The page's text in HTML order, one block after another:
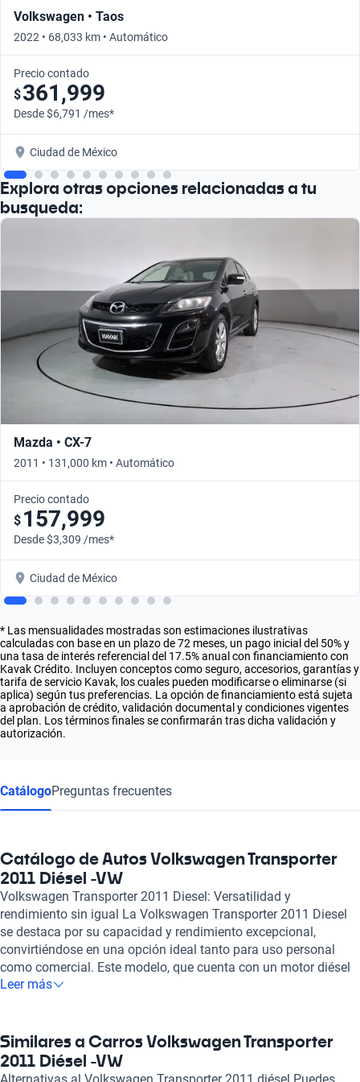
Volkswagen • Taos
2022 • 68,033 km • Automático
Precio contado
$361,999
Desde $6,791 /mes*
Ciudad de México
Explora otras opciones relacionadas a tu
busqueda:
Mazda • CX-7
2011 • 131,000 km • Automático
Precio contado
$ 157,999
Desde $3,309 /mes*
Ciudad de México
* Las mensualidades mostradas son estimaciones ilustrativas
calculadas con base en un plazo de 72 meses, un pago inicial del 50% y
una tasa de interés referencial del 17.5% anual con financiamiento con
Kavak Crédito. Incluyen conceptos como seguro, accesorios, garantías y
tarifa de servicio Kavak, los cuales pueden modificarse o eliminarse (si
aplica) según tus preferencias. La opción de financiamiento está sujeta
a aprobación de crédito, validación documental y condiciones vigentes
del plan. Los términos finales se confirmarán tras dicha validación y
autorización.
CatálogoPreguntas frecuentes
Catálogo de Autos Volkswagen Transporter
2011 Diésel -VW
Volkswagen Transporter 2011 Diesel: Versatilidad y
rendimiento sin igual La Volkswagen Transporter 2011 Diesel
se destaca por su capacidad y rendimiento excepcional,
convirtiéndose en una opción ideal tanto para uso personal
como comercial. Este modelo, que cuenta con un motor diésel
de 2.0 litros y 4 cilindros, ofrece una potencia de 102 caballos
adaptarse a diferentes necesidades, ya sea para transportar
pasajeros o carga. Una de las características más notables de
la Volkswagen Transporter 2011 es su eficiencia de
Leer más
Similares a Carros Volkswagen Transporter
2011 Diésel -VW